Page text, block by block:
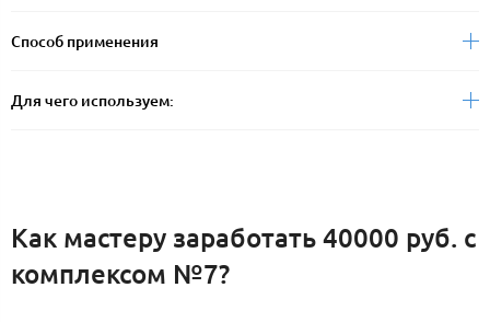
Способ применения
Для чего используем:
Как мастеру заработать 40000 руб. с
комплексом №7?